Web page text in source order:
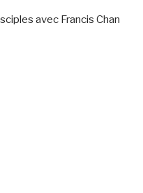
avec Francis Chan